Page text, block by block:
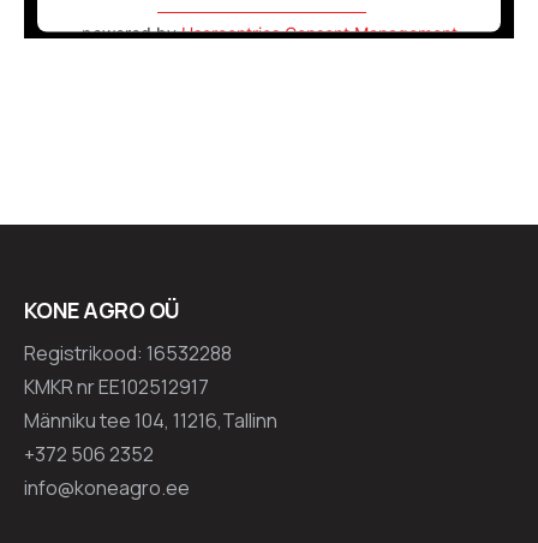
powered byUsercentrics Consent Management
KONE AGRO OÜ
Registrikood: 16532288
KMKR nr EE102512917
Männiku tee 104, 11216,Tallinn
+372 506 2352
info@koneagro.ee